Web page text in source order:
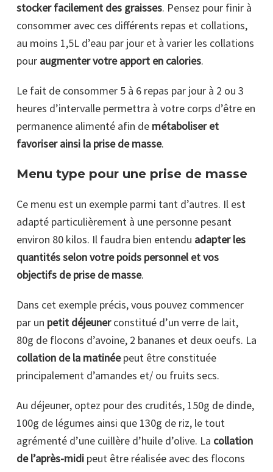
stocker facilement des graisses. Pensez pour finir à
consommer avec ces différents repas et collations,
au moins 1,5L d’eau par jour et à varier les collations
pour augmenter votre apport en calories.
Le fait de consommer 5 à 6 repas par jour à 2 ou 3
heures d’intervalle permettra à votre corps d’être en
permanence alimenté afin de métaboliser et
favoriser ainsi la prise de masse.
Menu type pour une prise de masse
Ce menu est un exemple parmi tant d’autres. Il est
adapté particulièrement à une personne pesant
environ 80 kilos. Il faudra bien entendu adapter les
quantités selon votre poids personnel et vos
objectifs de prise de masse.
Dans cet exemple précis, vous pouvez commencer
par un petit déjeunerconstitué d’un verre de lait,
80g de flocons d’avoine, 2 bananes et deux oeufs. La
collation de la matinéepeut être constituée
principalement d’amandes et/ ou fruits secs.
Au déjeuner, optez pour des crudités, 150g de dinde,
100g de légumes ainsi que 130g de riz, le tout
agrémenté d’une cuillère d’huile d’olive. La collation
de l’après-midi peut être réalisée avec des flocons